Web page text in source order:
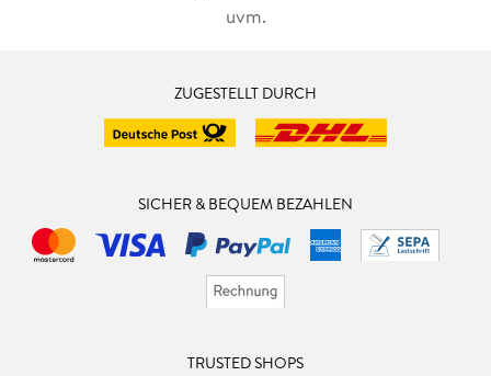
uvm.
ZUGESTELLT DURCH
SICHER & BEQUEM BEZAHLEN
TRUSTED SHOPS